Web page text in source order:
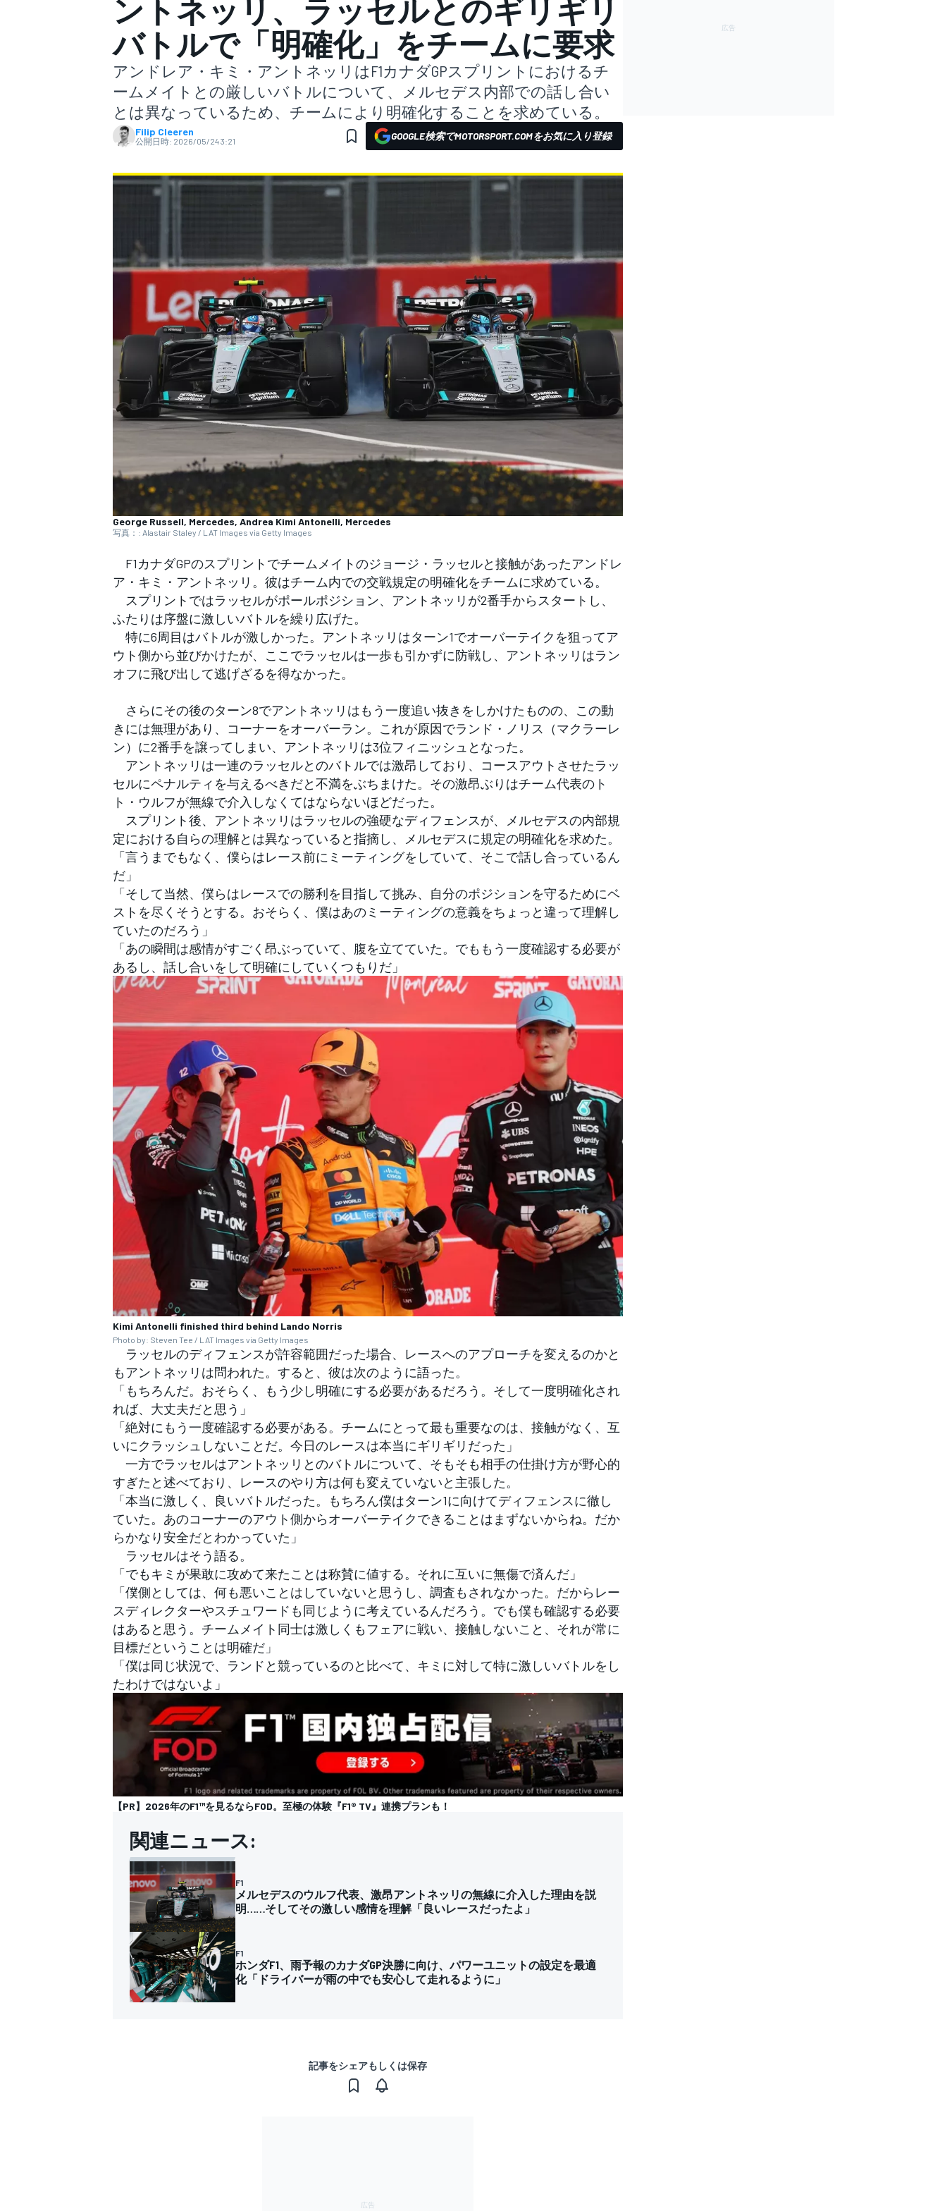
スーパーフォーミュラ
スーパーGT
WEC
フォーミュラE
すべてのカテゴリー
ントネッリ、ラッセルとのギリギリ
バトルで「明確化」をチームに要求
アンドレア・キミ・アントネッリはF1カナダGPスプリントにおけるチ
ームメイトとの厳しいバトルについて、メルセデス内部での話し合い
とは異なっているため、チームにより明確化することを求めている。
Filip Cleeren
公開日時: 2026/05/24 3:21 GOOGLE検索でMOTORSPORT.COMをお気に入り登録
George Russell, Mercedes, Andrea Kimi Antonelli, Mercedes
写真：: Alastair Staley / LAT Images via Getty Images
F1カナダGPのスプリントでチームメイトのジョージ・ラッセルと接触があったアンドレ
ア・キミ・アントネッリ。彼はチーム内での交戦規定の明確化をチームに求めている。
スプリントではラッセルがポールポジション、アントネッリが2番手からスタートし、
ふたりは序盤に激しいバトルを繰り広げた。
特に6周目はバトルが激しかった。アントネッリはターン1でオーバーテイクを狙ってア
ウト側から並びかけたが、ここでラッセルは一歩も引かずに防戦し、アントネッリはラン
オフに飛び出して逃げざるを得なかった。
さらにその後のターン8でアントネッリはもう一度追い抜きをしかけたものの、この動
きには無理があり、コーナーをオーバーラン。これが原因でランド・ノリス（マクラーレ
ン）に2番手を譲ってしまい、アントネッリは3位フィニッシュとなった。
アントネッリは一連のラッセルとのバトルでは激昂しており、コースアウトさせたラッ
セルにペナルティを与えるべきだと不満をぶちまけた。その激昂ぶりはチーム代表のト
ト・ウルフが無線で介入しなくてはならないほどだった。
スプリント後、アントネッリはラッセルの強硬なディフェンスが、メルセデスの内部規
定における自らの理解とは異なっていると指摘し、メルセデスに規定の明確化を求めた。
「言うまでもなく、僕らはレース前にミーティングをしていて、そこで話し合っているん
だ」
「そして当然、僕らはレースでの勝利を目指して挑み、自分のポジションを守るためにベ
ストを尽くそうとする。おそらく、僕はあのミーティングの意義をちょっと違って理解し
ていたのだろう」
「あの瞬間は感情がすごく昂ぶっていて、腹を立てていた。でももう一度確認する必要が
あるし、話し合いをして明確にしていくつもりだ」
Kimi Antonelli finished third behind Lando Norris
Photo by: Steven Tee / LAT Images via Getty Images
ラッセルのディフェンスが許容範囲だった場合、レースへのアプローチを変えるのかと
もアントネッリは問われた。すると、彼は次のように語った。
「もちろんだ。おそらく、もう少し明確にする必要があるだろう。そして一度明確化され
れば、大丈夫だと思う」
「絶対にもう一度確認する必要がある。チームにとって最も重要なのは、接触がなく、互
いにクラッシュしないことだ。今日のレースは本当にギリギリだった」
一方でラッセルはアントネッリとのバトルについて、そもそも相手の仕掛け方が野心的
すぎたと述べており、レースのやり方は何も変えていないと主張した。
「本当に激しく、良いバトルだった。もちろん僕はターン1に向けてディフェンスに徹し
ていた。あのコーナーのアウト側からオーバーテイクできることはまずないからね。だか
らかなり安全だとわかっていた」
ラッセルはそう語る。
「でもキミが果敢に攻めて来たことは称賛に値する。それに互いに無傷で済んだ」
「僕側としては、何も悪いことはしていないと思うし、調査もされなかった。だからレー
スディレクターやスチュワードも同じように考えているんだろう。でも僕も確認する必要
はあると思う。チームメイト同士は激しくもフェアに戦い、接触しないこと、それが常に
目標だということは明確だ」
「僕は同じ状況で、ランドと競っているのと比べて、キミに対して特に激しいバトルをし
たわけではないよ」
【PR】2026年のF1™を見るならFOD。至極の体験『F1® TV』連携プランも！
関連ニュース:
F1
メルセデスのウルフ代表、激昂アントネッリの無線に介入した理由を説
明……そしてその激しい感情を理解「良いレースだったよ」
F1
ホンダF1、雨予報のカナダGP決勝に向け、パワーユニットの設定を最適
化「ドライバーが雨の中でも安心して走れるように」
記事をシェアもしくは保存